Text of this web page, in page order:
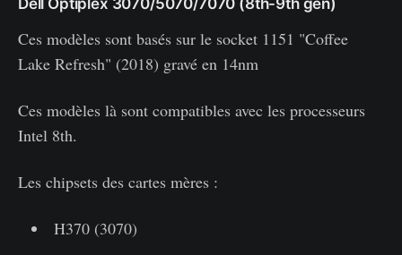
Dell Optiplex 3070/5070/7070 (8th-9th gen)
Ces modèles sont basés sur le socket 1151 "Coffee
Lake Refresh" (2018) gravé en 14nm
Ces modèles là sont compatibles avec les processeurs
Intel 8th.
Les chipsets des cartes mères :
H370 (3070)